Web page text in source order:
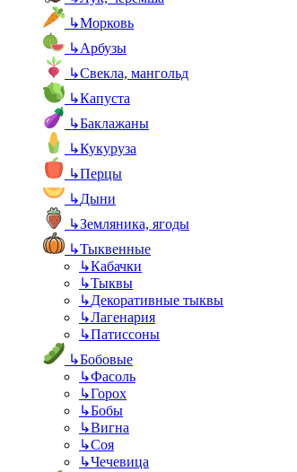
↳Морковь
↳Арбузы
↳Свекла, мангольд
↳Капуста
↳Баклажаны
↳Кукуруза
↳Перцы
↳Дыни
↳Земляника, ягоды
↳Тыквенные
↳Кабачки
↳Тыквы
↳Декоративные тыквы
↳Лагенария
↳Патиссоны
↳Бобовые
↳Фасоль
↳Горох
↳Бобы
↳Вигна
↳Соя
↳Чечевица